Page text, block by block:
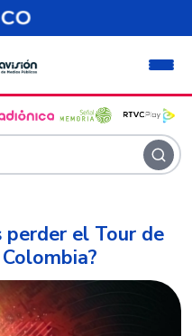
perder el Tour de